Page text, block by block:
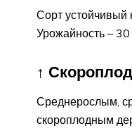
Сорт устойчивый
Урожайность – 30
↑
Среднерослым,
скороплодным